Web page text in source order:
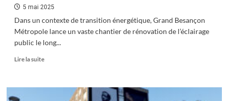
5 mai 2025
Dans un contexte de transition énergétique, Grand Besançon
Métropole lance un vaste chantier de rénovation de l’éclairage
public le long...
Lire la suiteEn
sur
L’éclairage